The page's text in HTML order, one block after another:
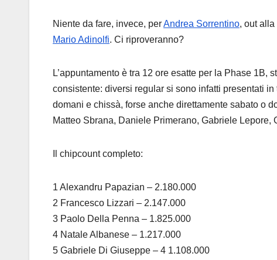
Niente da fare, invece, perAndrea Sorrentino, out
Mario Adinolfi. Ci riproveranno?
L’appuntamento è tra 12 ore esatte per la Phase 1B,
consistente: diversi regular si sono infatti presentati in
domani e chissà, forse anche direttamente sabato o
Matteo Sbrana, Daniele Primerano, Gabriele Lepore,
Il chipcount completo:
1 Alexandru Papazian – 2.180.000
2 Francesco Lizzari – 2.147.000
3 Paolo Della Penna – 1.825.000
4 Natale Albanese – 1.217.000
5 Gabriele Di Giuseppe – 4 1.108.000